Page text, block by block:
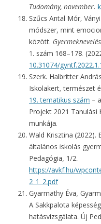
Tudomány, november.
Szűcs Antal Mór,
módszer, mint
között.
1. szám 168–178.
10.31074/
Szerk. Halbritter
Iskolakert, természet
19. tematikus szám –
Projekt 2021
munkája.
Wald Krisztina (2022).
általános iskolás
Pedagógia, 1/2.
https://avkf.hu/
2_1_2.pdf
Gyarmathy Éva,
A Sakkpalota
hatásvizsgálata. Új